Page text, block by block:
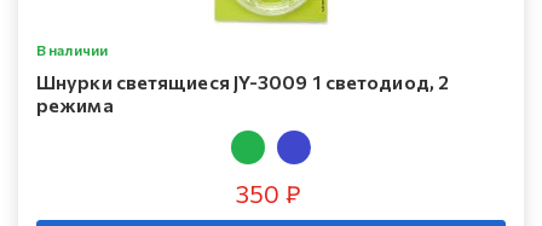
В наличии
Шнурки светящиеся JY-3009 1 светодиод, 2
режима
350 ₽